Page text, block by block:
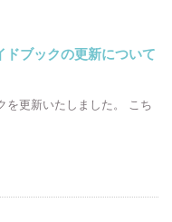
ブックの更新について
を更新いたしました。 こち